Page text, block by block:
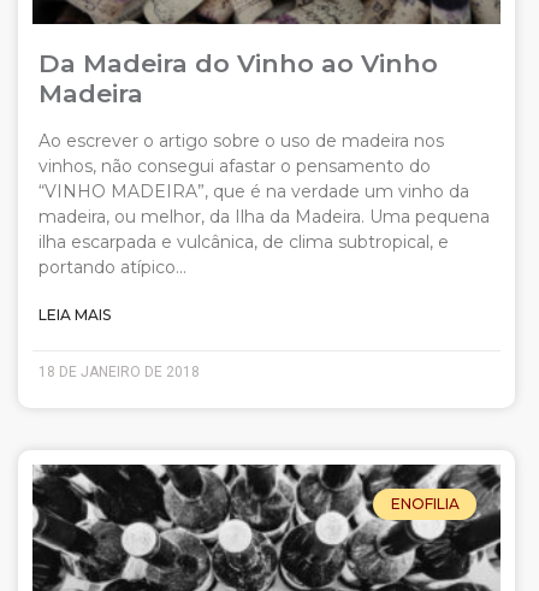
Da Madeira do Vinho ao Vinho
Madeira
Ao escrever o artigo sobre o uso de madeira nos
vinhos, não consegui afastar o pensamento do
“VINHO MADEIRA”, que é na verdade um vinho da
madeira, ou melhor, da Ilha da Madeira. Uma pequena
ilha escarpada e vulcânica, de clima subtropical, e
portando atípico…
LEIA MAIS
18 DE JANEIRO DE 2018
ENOFILIA